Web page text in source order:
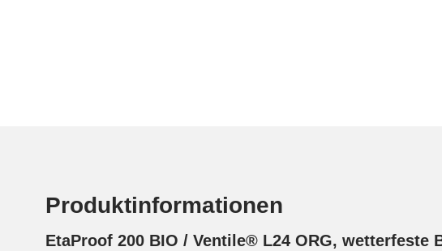
Produktinformationen
EtaProof 200 BIO / Ventile® L24 ORG, wetterfeste